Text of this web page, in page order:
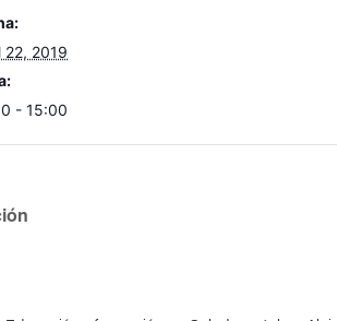
22, 2019
- 15:00